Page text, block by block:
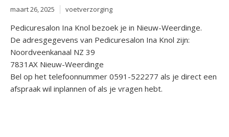
maart 26, 2025 voetverzorging
Pedicuresalon Ina Knol bezoek je in Nieuw-Weerdinge.
De adresgegevens van Pedicuresalon Ina Knol zijn:
Noordveenkanaal NZ 39
7831AX Nieuw-Weerdinge
Bel op het telefoonnummer 0591-522277 als je direct een
afspraak wil inplannen of als je vragen hebt.